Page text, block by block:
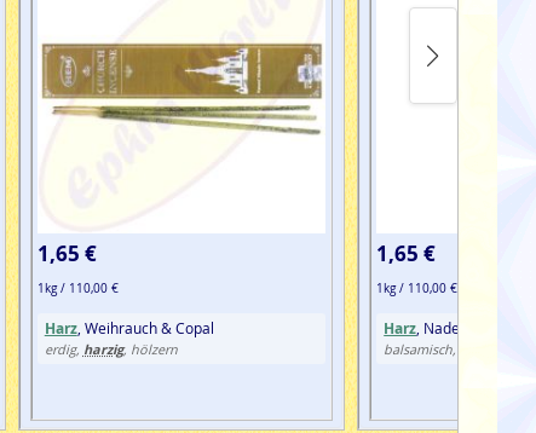
1,65 €
1kg / 110,00 €
Harz, Weihrauch & Copal
erdig, harzig, hölzern
1,65 €
1kg / 110,00 €
Harz , Nadelholz,
balsamisch,